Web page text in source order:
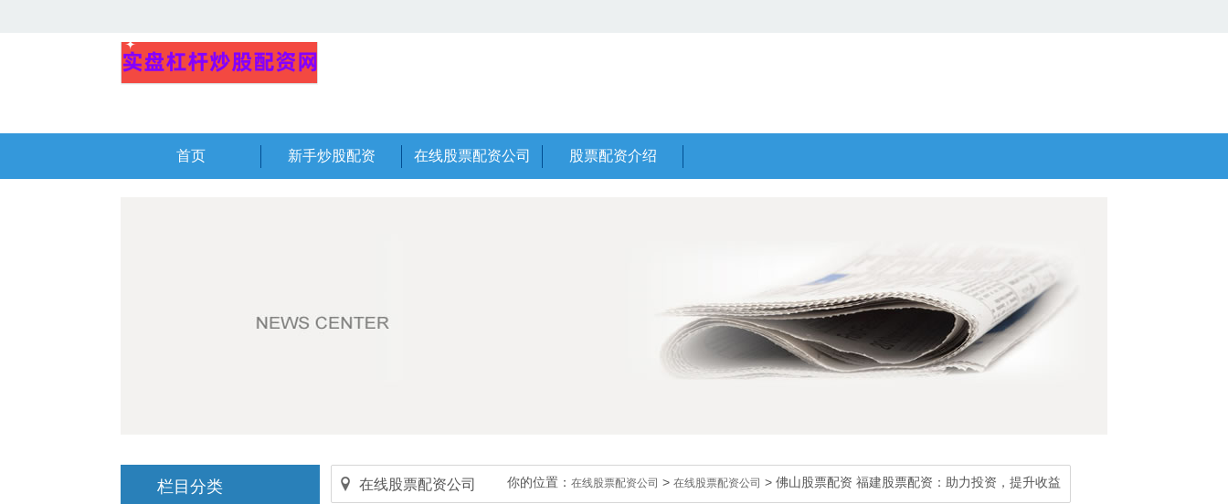
首页 新手炒股配资 在线股票配资公司 股票配资介绍
栏目分类 你的位置： 在线股票配资公司 > 在线股票配资公司 > 佛山股票配资 福建股票配资：助力投资，提升收益
在线股票配资公司